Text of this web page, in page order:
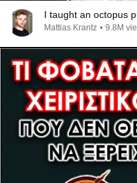
I taught an octopus
Mattias Krantz • 9.8M